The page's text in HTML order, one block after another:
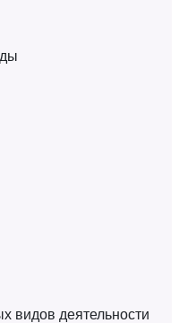
видов деятельности